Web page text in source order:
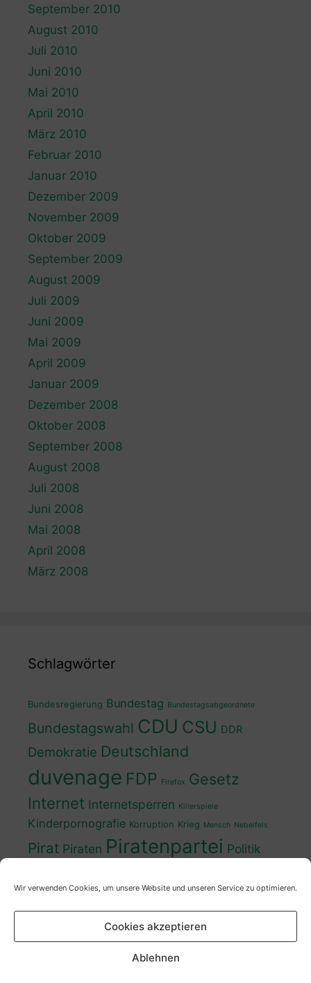
Wir verwenden Cookies, um unsere Website und unseren Service zu optimieren.
Cookies akzeptieren
Ablehnen
September 2010
August 2010
Juli 2010
Juni 2010
Mai 2010
April 2010
März 2010
Februar 2010
Januar 2010
Dezember 2009
November 2009
Oktober 2009
September 2009
August 2009
Juli 2009
Juni 2009
Mai 2009
April 2009
Januar 2009
Dezember 2008
Oktober 2008
September 2008
August 2008
Juli 2008
Juni 2008
Mai 2008
April 2008
März 2008
Schlagwörter
Bundesregierung Bundestag Bundestagsabgeordnete
Bundestagswahl CDU CSU DDR
Demokratie Deutschland
duvenage FDP Firefox Gesetz
Internet Internetsperren Killerspiele
Kinderpornografie Korruption Krieg Mensch Nebelfels
Pirat Piraten Piratenpartei Politik
Wahlkampf Wahlprogramm Wähler
Zensur Zensursula Überwachung